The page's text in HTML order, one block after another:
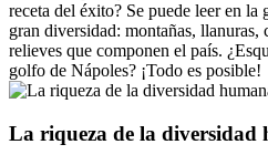
receta del éxito? Se puede leer en
gran diversidad: montañas, llanuras,
relieves que componen el país.
golfo de Nápoles? ¡Todo es posible!
La riqueza de la diversidad